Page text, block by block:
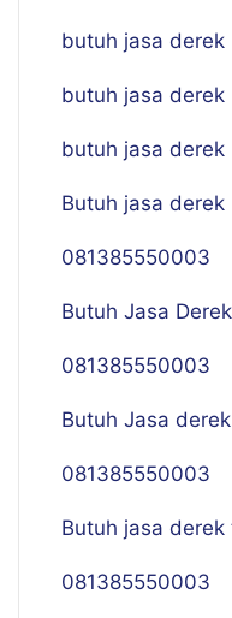
butuh jasa
butuh jasa derek
butuh jasa
Butuh jasa derek
081385550003
Butuh Jasa
081385550003
Butuh Jasa
081385550003
Butuh jasa
081385550003